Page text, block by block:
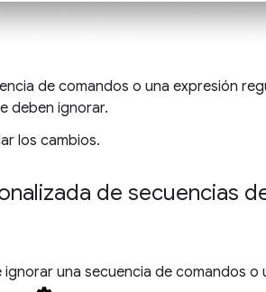
de comandos o una expresión
deben ignorar.
los cambios.
de secuencias
ignorar una secuencia de comandos